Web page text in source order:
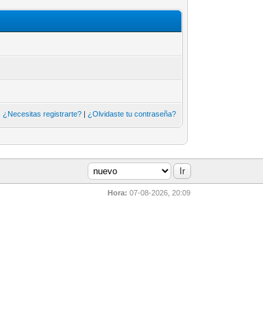
¿Necesitas registrarte? | ¿Olvidaste tu contraseña?
Hora: 07-08-2026, 20:09